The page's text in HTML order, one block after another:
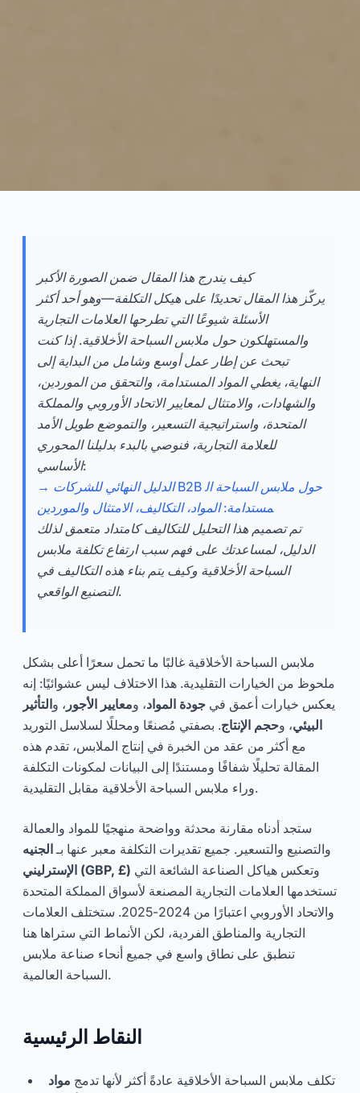
2025-11 ليديا
استشر الآن
كيف يندرج هذا المقال ضمن الصورة الأكبر
يركّز هذا المقال تحديدًا على هيكل التكلفة—وهو أحد أكثر
الأسئلة شيوعًا التي تطرحها العلامات التجارية
والمستهلكون حول ملابس السباحة الأخلاقية. إذا كنت
تبحث عن إطار عمل أوسع وشامل من البداية إلى
النهاية، يغطي المواد المستدامة، والتحقق من الموردين،
والشهادات، والامتثال لمعايير الاتحاد الأوروبي والمملكة
المتحدة، واستراتيجية التسعير، والتموضع طويل الأمد
للعلامة التجارية، فنوصي بالبدء بدليلنا المحوري
الأساسي:
→ الدليل النهائي للشركات B2B حول ملابس السباحة ال
مستدامة: المواد، التكاليف، الامتثال والموردين
تم تصميم هذا التحليل للتكاليف كامتداد متعمق لذلك
الدليل، لمساعدتك على فهم سبب ارتفاع تكلفة ملابس
السباحة الأخلاقية وكيف يتم بناء هذه التكاليف في
التصنيع الواقعي.
ملابس السباحة الأخلاقية غالبًا ما تحمل سعرًا أعلى بشكل
ملحوظ من الخيارات التقليدية. هذا الاختلاف ليس عشوائيًا: إنه
يعكس خيارات أعمق في جودة المواد، ومعايير الأجور ، والتأثير
البيئي، وحجم الإنتاج. بصفتي مُصنعًا ومحللًا لسلاسل التوريد
مع أكثر من عقد من الخبرة في إنتاج الملابس، تقدم هذه
المقالة تحليلًا شفافًا ومستندًا إلى البيانات لمكونات التكلفة
وراء ملابس السباحة الأخلاقية مقابل التقليدية.
ستجد أدناه مقارنة محدثة وواضحة منهجيًا للمواد والعمالة
والتصنيع والتسعير. جميع تقديرات التكلفة معبر عنها بـ الجنيه
الإسترليني (GBP, £)
تستخدمها العلامات التجارية المصنعة لأسواق المملكة المتحدة
والاتحاد الأوروبي اعتبارًا من 2024-2025. ستختلف العلامات
التجارية والمناطق الفردية، لكن الأنماط التي ستراها هنا
تنطبق على نطاق واسع في جميع أنحاء صناعة ملابس
السباحة العالمية.
النقاط الرئيسية
تكلف ملابس السباحة الأخلاقية عادةً أكثر لأنها تدمج مواد